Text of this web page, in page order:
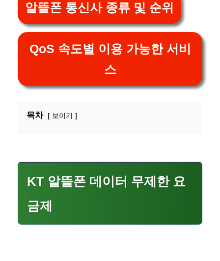
알뜰폰 통신사 종류 및 순위
QoS 속도별 이용 가능한 서비
스
목차 보이기
KT 알뜰폰 데이터 무제한 요
금제